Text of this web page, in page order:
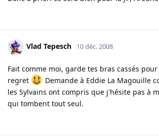
Vlad Tepesch 10 déc. 2008
Fait comme moi, garde tes bras cassés
regret
Demande à Eddie La Magouille
les Sylvains ont compris que j'hésite pas à
qui tombent tout seul.